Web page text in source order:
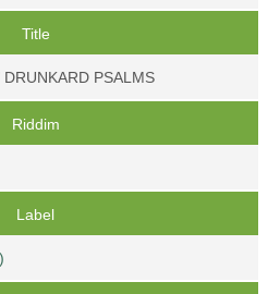
Title
PSALMS
Riddim
Label